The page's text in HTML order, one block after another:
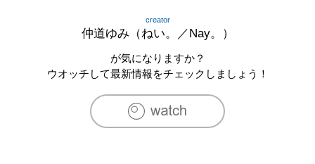
creator
仲道ゆみ（ねい。／Nay。）
が気になりますか？
ウオッチして最新情報をチェックしましょう！